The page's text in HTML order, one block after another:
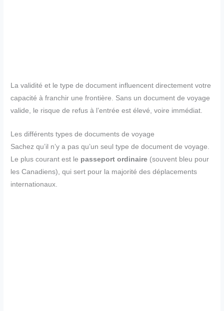
La validité et le type de document influencent directement votre
capacité à franchir une frontière. Sans un document de voyage
valide, le risque de refus à l’entrée est élevé, voire immédiat.
Les différents types de documents de voyage
Sachez qu’il n’y a pas qu’un seul type de document de voyage.
Le plus courant est le passeport ordinaire (souvent bleu pour
les Canadiens), qui sert pour la majorité des déplacements
internationaux.